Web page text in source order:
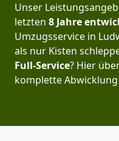
Unser
letzten 8 Jahre
Umzugsservice in
als nur Kisten
Full-Service? Hier
komplette